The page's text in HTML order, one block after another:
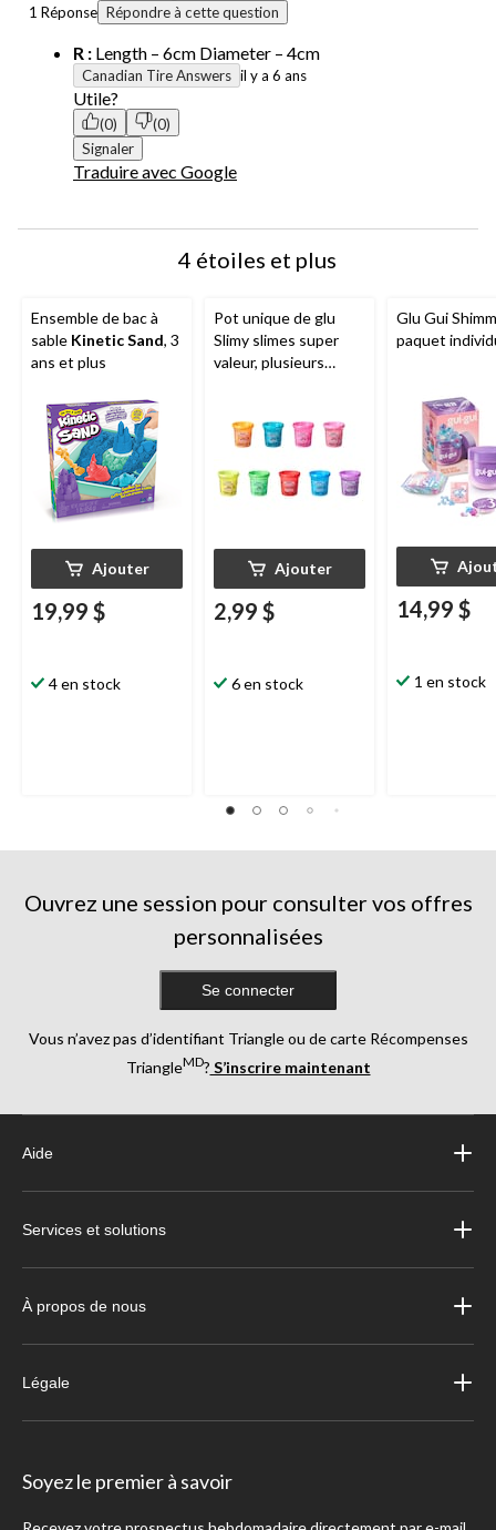
1 Réponse Répondre à cette question
R : Length – 6cm Diameter – 4cm
Canadian Tire Answers il y a 6 ans
Utile?
(0)
(0)
Signaler
Traduire avec Google
4 étoiles et plus
Ensemble de bac à
sable Kinetic Sand, 3
ans et plus
Ajouter
19,99 $
4 en stock
Pot unique de glu
Slimy slimes super
valeur, plusieurs
l'artisanat/cadeau-
surprise
d'anniversaire
Ajouter
2,99 $
6 en stock
Glu Gui
paquet
14,99 $
1 en stock
Ouvrez une session pour consulter vos offres
personnalisées
Se connecter
Vous n’avez pas d’identifiant Triangle ou de carte Récompenses
TriangleMD? S’inscrire maintenant
Aide
Services et solutions
À propos de nous
Légale
Soyez le premier à savoir